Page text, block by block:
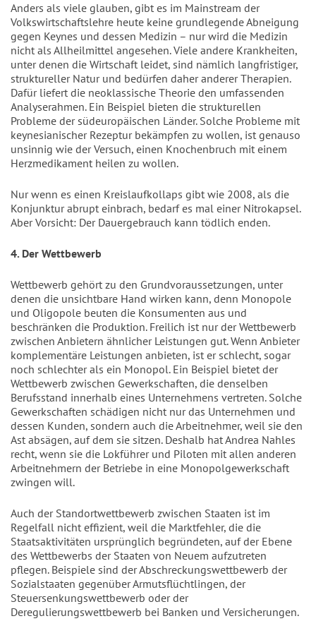
Anders als viele glauben, gibt es im Mainstream der
Volkswirtschaftslehre heute keine grundlegende Abneigung
gegen Keynes und dessen Medizin – nur wird die Medizin
nicht als Allheilmittel angesehen. Viele andere Krankheiten,
unter denen die Wirtschaft leidet, sind nämlich langfristiger,
struktureller Natur und bedürfen daher anderer Therapien.
Dafür liefert die neoklassische Theorie den umfassenden
Analyserahmen. Ein Beispiel bieten die strukturellen
Probleme der südeuropäischen Länder. Solche Probleme mit
keynesianischer Rezeptur bekämpfen zu wollen, ist genauso
unsinnig wie der Versuch, einen Knochenbruch mit einem
Herzmedikament heilen zu wollen.
Nur wenn es einen Kreislaufkollaps gibt wie 2008, als die
Konjunktur abrupt einbrach, bedarf es mal einer Nitrokapsel.
Aber Vorsicht: Der Dauergebrauch kann tödlich enden.
4. Der Wettbewerb
Wettbewerb gehört zu den Grundvoraussetzungen, unter
denen die unsichtbare Hand wirken kann, denn Monopole
und Oligopole beuten die Konsumenten aus und
beschränken die Produktion. Freilich ist nur der Wettbewerb
zwischen Anbietern ähnlicher Leistungen gut. Wenn Anbieter
komplementäre Leistungen anbieten, ist er schlecht, sogar
noch schlechter als ein Monopol. Ein Beispiel bietet der
Wettbewerb zwischen Gewerkschaften, die denselben
Berufsstand innerhalb eines Unternehmens vertreten. Solche
Gewerkschaften schädigen nicht nur das Unternehmen und
dessen Kunden, sondern auch die Arbeitnehmer, weil sie den
Ast absägen, auf dem sie sitzen. Deshalb hat Andrea Nahles
recht, wenn sie die Lokführer und Piloten mit allen anderen
Arbeitnehmern der Betriebe in eine Monopolgewerkschaft
zwingen will.
Auch der Standortwettbewerb zwischen Staaten ist im
Regelfall nicht effizient, weil die Marktfehler, die die
Staatsaktivitäten ursprünglich begründeten, auf der Ebene
des Wettbewerbs der Staaten von Neuem aufzutreten
pflegen. Beispiele sind der Abschreckungswettbewerb der
Sozialstaaten gegenüber Armutsflüchtlingen, der
Steuersenkungswettbewerb oder der
Deregulierungswettbewerb bei Banken und Versicherungen.